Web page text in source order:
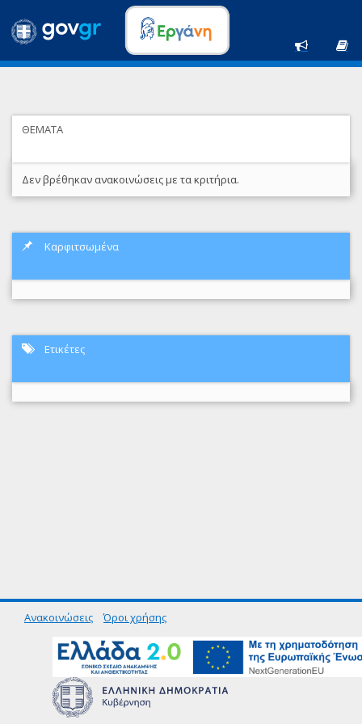
ΘΕΜΑΤΑ
Δεν βρέθηκαν ανακοινώσεις με τα κριτήρια.
Καρφιτσωμένα
Ετικέτες
Ανακοινώσεις Όροι χρήσης